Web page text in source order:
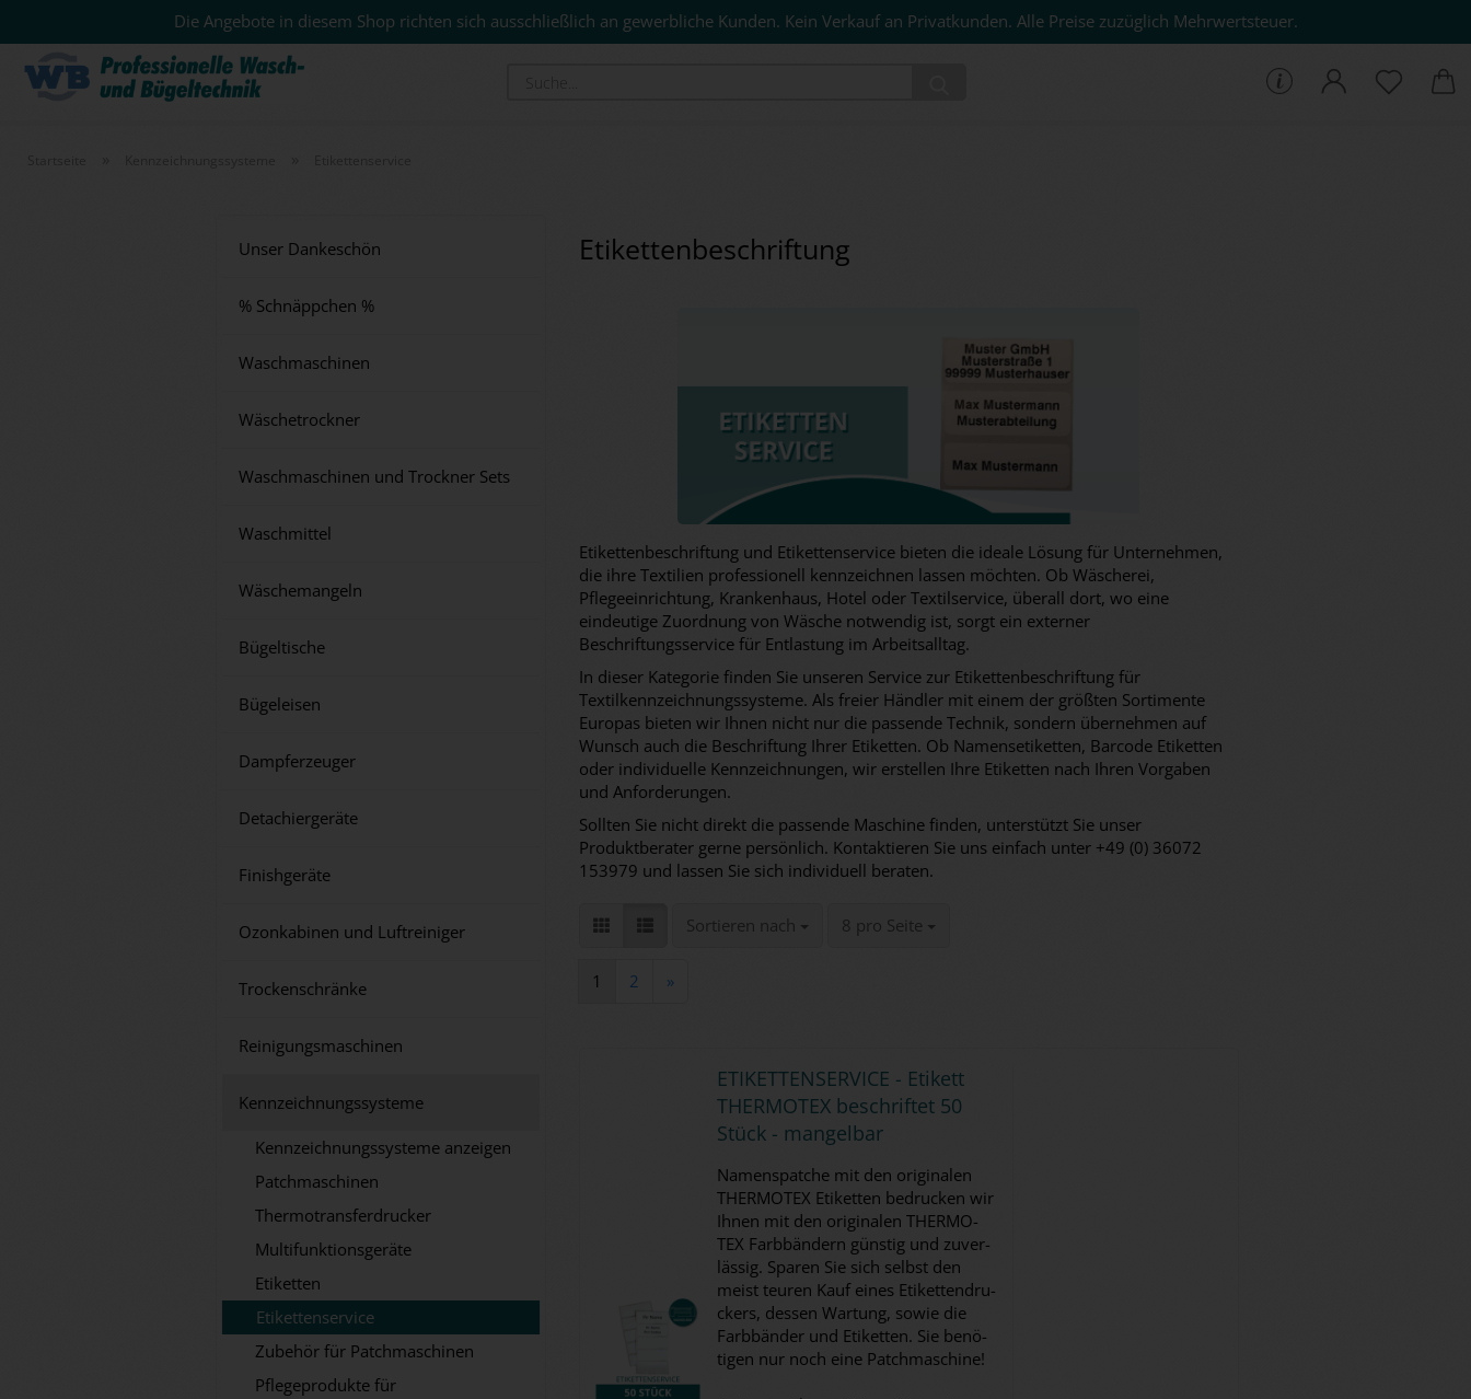
Die Angebote in diesem Shop richten sich ausschließlich an gewerbliche Kunden. Kein Verkauf an Privatkunden. Alle Preise zuzüglich Mehrwertsteuer.
Etikettenbeschriftung
Etikettenbeschriftung und Etikettenservice bieten die ideale Lösung für Unternehmen,
die ihre Textilien professionell kennzeichnen lassen möchten. Ob Wäscherei,
Pflegeeinrichtung, Krankenhaus, Hotel oder Textilservice, überall dort, wo eine
eindeutige Zuordnung von Wäsche notwendig ist, sorgt ein externer
Beschriftungsservice für Entlastung im Arbeitsalltag.
In dieser Kategorie finden Sie unseren Service zur Etikettenbeschriftung für
Textilkennzeichnungssysteme. Als freier Händler mit einem der größten Sortimente
Europas bieten wir Ihnen nicht nur die passende Technik, sondern übernehmen auf
Wunsch auch die Beschriftung Ihrer Etiketten. Ob Namensetiketten, Barcode Etiketten
oder individuelle Kennzeichnungen, wir erstellen Ihre Etiketten nach Ihren Vorgaben
und Anforderungen.
Sollten Sie nicht direkt die passende Maschine finden, unterstützt Sie unser
Produktberater gerne persönlich. Kontaktieren Sie uns einfach unter +49 (0) 36072
153979 und lassen Sie sich individuell beraten.
Sortieren nach
Sortieren nach 8 pro Seite
pro Seite
1 2 »
ETI­KET­TEN­SER­VICE - Eti­kett
THER­MO­TEX be­schrif­tet 50
Stück - man­gel­bar
Na­mens­patche mit den ori­gi­na­len
THER­MO­TEX Eti­ket­ten be­dru­cken wir
Ihnen mit den ori­gi­na­len THER­MO­
TEX Farb­bän­dern güns­tig und zu­ver­
läs­sig. Spa­ren Sie sich selbst den
meist teu­ren Kauf eines Eti­ket­ten­dru­
ckers, des­sen War­tung, sowie die
Farb­bän­der und Eti­ket­ten. Sie be­nö­
ti­gen nur noch eine Patch­ma­schi­ne!
Unser Dankeschön
% Schnäppchen %
Waschmaschinen
Wäschetrockner
Waschmaschinen und Trockner Sets
Waschmittel
Wäschemangeln
Bügeltische
Bügeleisen
Dampferzeuger
Detachiergeräte
Finishgeräte
Ozonkabinen und Luftreiniger
Trockenschränke
Reinigungsmaschinen
Kennzeichnungssysteme
Kennzeichnungssysteme anzeigen
Patchmaschinen
Thermotransferdrucker
Multifunktionsgeräte
Etiketten
Etikettenservice
Zubehör für Patchmaschinen
Pflegeprodukte für